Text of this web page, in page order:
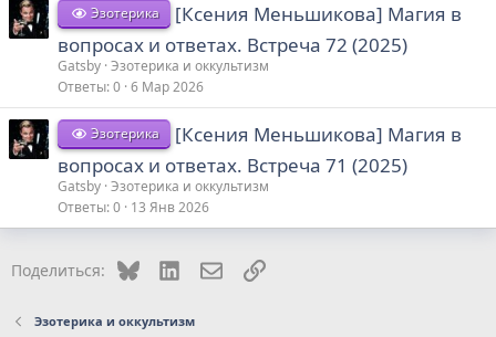
Эзотерика
[Ксения Меньшикова] Магия в
вопросах и ответах. Встреча 72 (2025)
Gatsby Эзотерика и оккультизм
Ответы 0 6 Мар 2026
Эзотерика
[Ксения Меньшикова] Магия в
вопросах и ответах. Встреча 71 (2025)
Gatsby Эзотерика и оккультизм
Ответы 0 13 Янв 2026
Поделиться: Bluesky LinkedInЭлектронная почта
Ссылка
Эзотерика и оккультизм